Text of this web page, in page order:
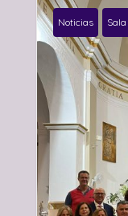
Noticias